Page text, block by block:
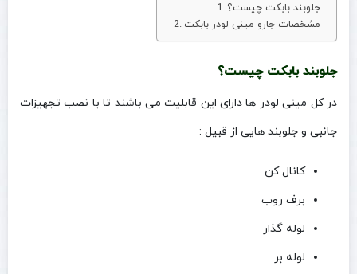
جلوبند بابکت چیست؟
مشخصات جارو مینی لودر بابکت
جلوبند بابکت چیست؟
در کل مینی لودر ها دارای این قابلیت می باشند تا با نصب تجهیزات
جانبی و جلوبند هایی از قبیل :
کانال کن
برف روب
لوله گذار
لوله بر